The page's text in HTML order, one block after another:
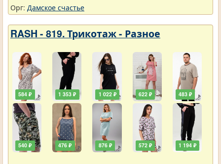
Орг: Дамское счастье
RASH - 819. Трикотаж - Разное
584 ₽
540 ₽
1 353 ₽
476 ₽
1 022 ₽
876 ₽
622 ₽
572 ₽
483 ₽
1 194 ₽